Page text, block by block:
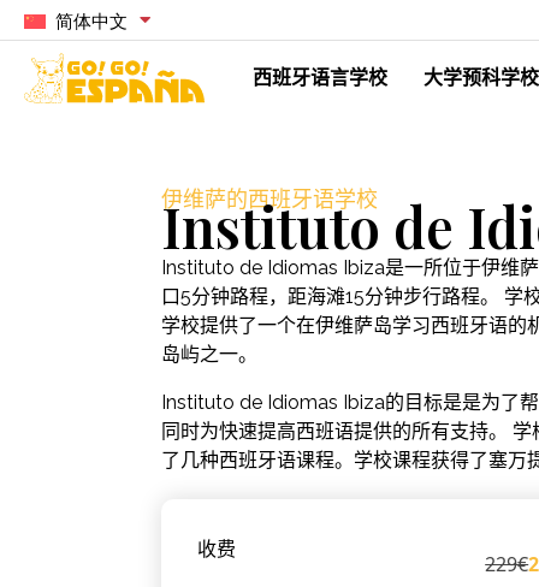
简体中文
西班牙语言学校 大学预科学校
伊维萨的西班牙语学校
Instituto de
Instituto de Idiomas Ibiza是一所位于伊维
口5分钟路程，距海滩15分钟步行路程。 学
学校提供了一个在伊维萨岛学习西班牙语的
岛屿之一。
Instituto de Idiomas Ibiza的目标是是为了
同时为快速提高西班语提供的所有支持。
了几种西班牙语课程。学校课程获得了塞万
收费
229€